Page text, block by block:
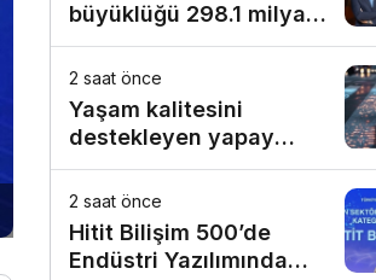
büyüklüğü 298.1 milyar
TL’ye ulaştı
2 saat önce
Yaşam kalitesini
destekleyen yapay
zekâ hizmetleri akıllı
kentler için finansman
ve altyapı kadar önemli
2 saat önce
Hitit Bilişim 500’de
Endüstri Yazılımında